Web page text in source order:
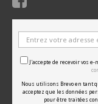
J'accepte de recevoir vos
Nous utilisons Brevo en tant
acceptez que les données
pour être traitées